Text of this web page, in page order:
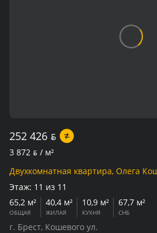
252 426 BYN
3 872 BYN / м²
Двухкомнатная квартира, Олега
Этаж: 11 из 11
65,2 м²
ОБЩАЯ
40,4 м²
ЖИЛАЯ
10,9 м²
КУХНЯ
67,7 м²
СНБ
г. Брест, Кошевого ул.